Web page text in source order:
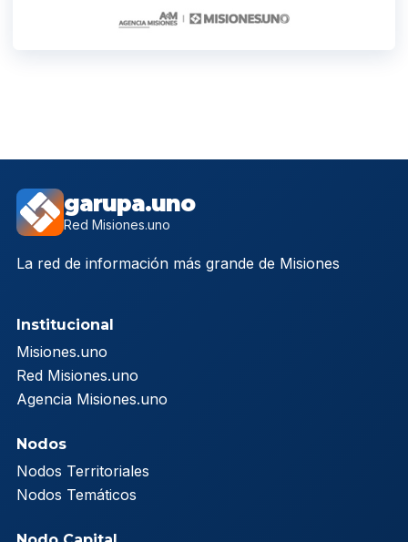
garupa.uno
Red Misiones.uno
La red de información más grande de Misiones
Institucional
Misiones.uno
Red Misiones.uno
Agencia Misiones.uno
Nodos
Nodos Territoriales
Nodos Temáticos